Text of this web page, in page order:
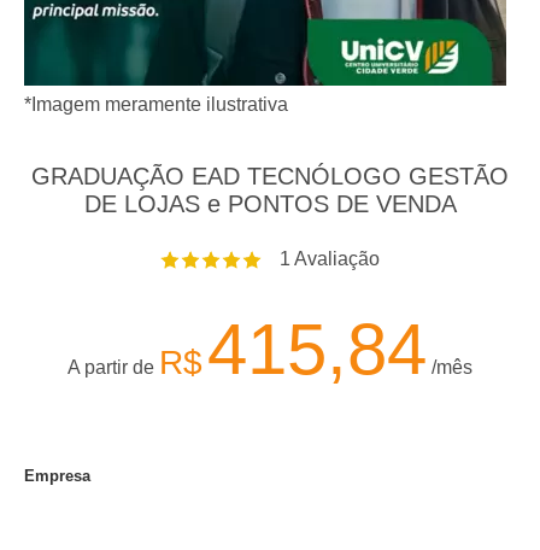
*Imagem meramente ilustrativa
GRADUAÇÃO EAD TECNÓLOGO GESTÃO
DE LOJAS e PONTOS DE VENDA
1 Avaliação
A partir de R$415,84 /mês
Empresa